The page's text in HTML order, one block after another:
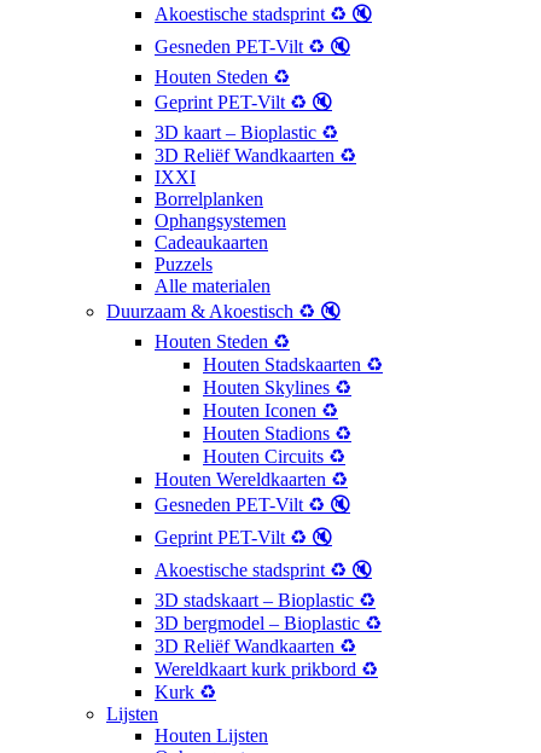
Akoestische stadsprint ♻️ 🔇
Gesneden PET-Vilt ♻️ 🔇
Houten Steden ♻️
Geprint PET-Vilt ♻️ 🔇
3D kaart – Bioplastic ♻️
3D Reliëf Wandkaarten ♻️
IXXI
Borrelplanken
Ophangsystemen
Cadeaukaarten
Puzzels
Alle materialen
Duurzaam & Akoestisch ♻️ 🔇
Houten Steden ♻️
Houten Stadskaarten ♻️
Houten Skylines ♻️
Houten Iconen ♻️
Houten Stadions ♻️
Houten Circuits ♻️
Houten Wereldkaarten ♻️
Gesneden PET-Vilt ♻️ 🔇
Geprint PET-Vilt ♻️ 🔇
Akoestische stadsprint ♻️ 🔇
3D stadskaart – Bioplastic ♻️
3D bergmodel – Bioplastic ♻️
3D Reliëf Wandkaarten ♻️
Wereldkaart kurk prikbord ♻️
Kurk ♻️
Lijsten
Houten Lijsten